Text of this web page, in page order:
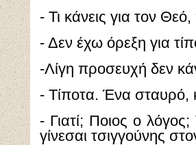
- Τι κάνεις για τον
- Δεν έχω όρεξη για
-Λίγη προσευχή δεν
- Τίποτα. Ένα σταυρό,
- Γιατί; Ποιος ο λόγος;
γίνεσαι τσιγγούνης